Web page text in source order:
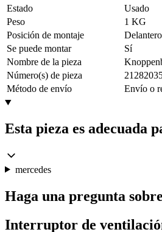
Estado
Usado
Peso
1 KG
Posición de montaje
Delantero
Se puede montar
Sí
Nombre de la pieza
Número(s) de pieza
Método de envío
Envío o
Esta pieza es adecuada
mercedes
Haga una pregunta
Interruptor de